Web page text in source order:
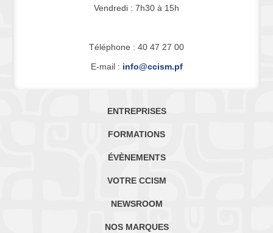
Vendredi : 7h30 à 15h
Téléphone : 40 47 27 00
E-mail : info@ccism.pf
ENTREPRISES
FORMATIONS
ÉVÈNEMENTS
VOTRE CCISM
NEWSROOM
NOS MARQUES